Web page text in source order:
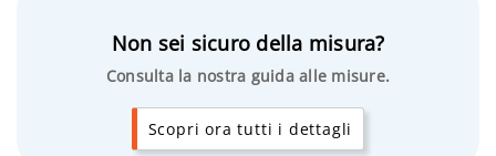
Non sei sicuro della misura?
Consulta la nostra guida alle misure.
Scopri ora tutti i dettagli